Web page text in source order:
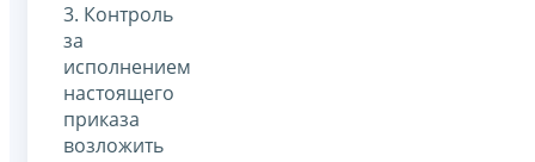
3. Контроль
за
исполнением
настоящего
приказа
возложить